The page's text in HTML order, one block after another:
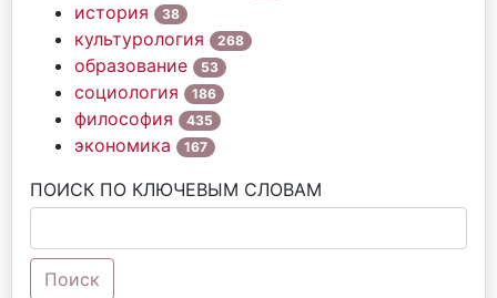
история 38
культурология 268
образование 53
социология 186
философия 435
экономика 167
ПОИСК ПО КЛЮЧЕВЫМ СЛОВАМ
Поиск